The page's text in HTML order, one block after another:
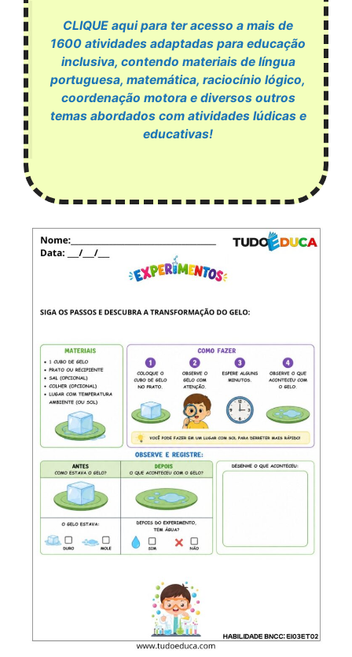
CLIQUE aqui para ter acesso a mais de
1600 atividades adaptadas para educação
inclusiva, contendo materiais de língua
portuguesa, matemática, raciocínio lógico,
coordenação motora e diversos outros
temas abordados com atividades lúdicas e
educativas!